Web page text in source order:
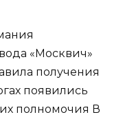
«Москвич»
получения
появились
полномочия В